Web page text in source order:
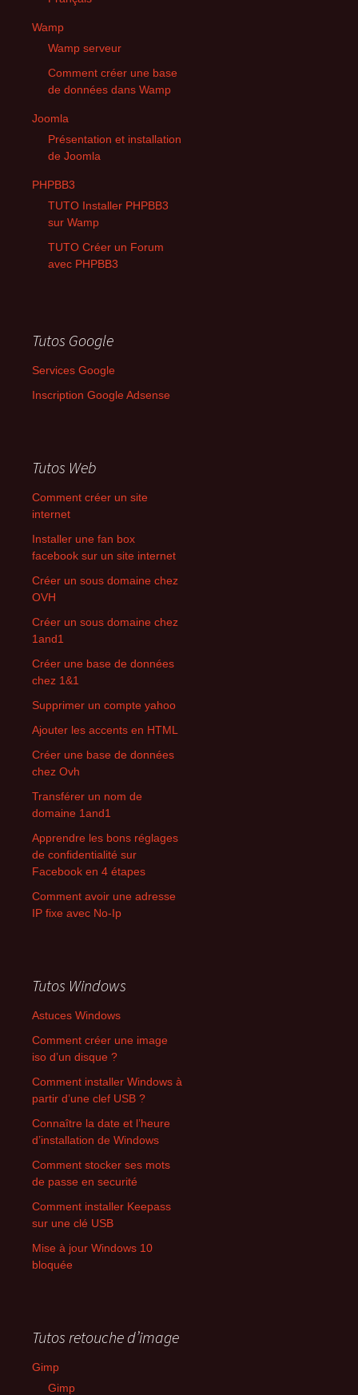
Wamp
Wamp serveur
Comment créer une base
de données dans Wamp
Joomla
Présentation et installation
de Joomla
PHPBB3
TUTO Installer PHPBB3
sur Wamp
TUTO Créer un Forum
avec PHPBB3
Tutos Google
Services Google
Inscription Google Adsense
Tutos Web
Comment créer un site
internet
Installer une fan box
facebook sur un site internet
Créer un sous domaine chez
OVH
Créer un sous domaine chez
1and1
Créer une base de données
chez 1&1
Supprimer un compte yahoo
Ajouter les accents en HTML
Créer une base de données
chez Ovh
Transférer un nom de
domaine 1and1
Apprendre les bons réglages
de confidentialité sur
Facebook en 4 étapes
Comment avoir une adresse
IP fixe avec No-Ip
Tutos Windows
Astuces Windows
Comment créer une image
iso d’un disque ?
Comment installer Windows à
partir d’une clef USB ?
Connaître la date et l’heure
d’installation de Windows
Comment stocker ses mots
de passe en securité
Comment installer Keepass
sur une clé USB
Mise à jour Windows 10
bloquée
Tutos retouche d’image
Gimp
Gimp